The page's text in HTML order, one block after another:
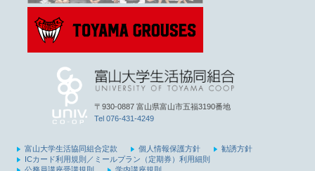
〒930-0887 富山県富山市五福3190番地
Tel 076-431-4249
富山大学生活協同組合定款 個人情報保護方針
勧誘方針
ICカード利用規則／ミールプラン（定期券）利用細則